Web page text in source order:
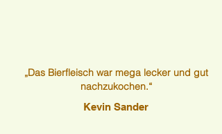
„Das Bierfleisch war mega lecker und gut
nachzukochen.“
Kevin Sander